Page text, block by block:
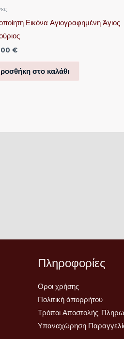
Εικόνα Αγιογραφημένη Άγιος
€
στο καλάθι
Πληροφορίες
Οροι χρήσης
Πολιτική ἀπορρήτου
Τρόποι Αποστολής-
Υπαναχώρηση